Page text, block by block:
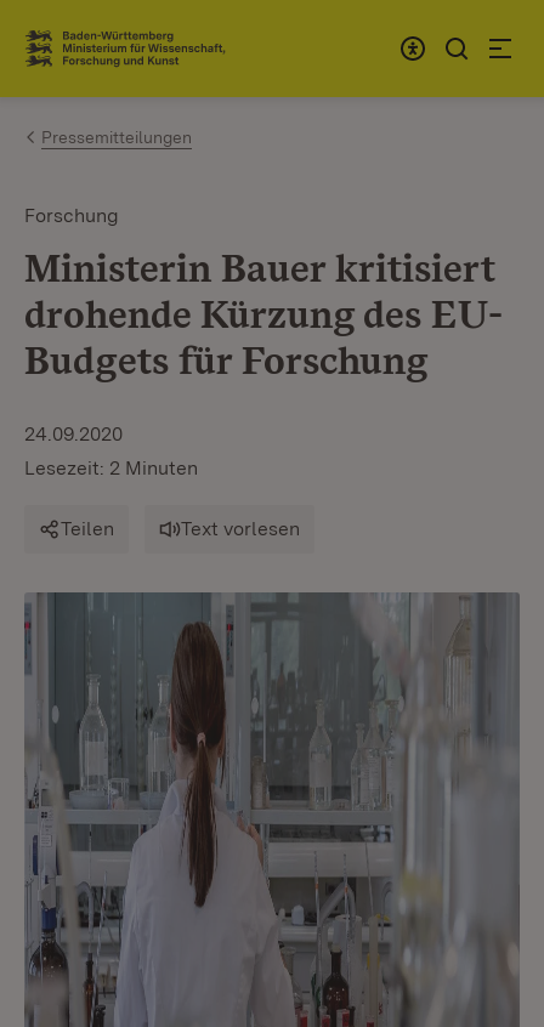
Zum Inhalt springen
Link zur Startseite
Pressemitteilungen
Forschung
Ministerin Bauer kritisiert
drohende Kürzung des EU-
Budgets für Forschung
24.09.2020
Lesezeit: 2 Minuten
Teilen Text vorlesen